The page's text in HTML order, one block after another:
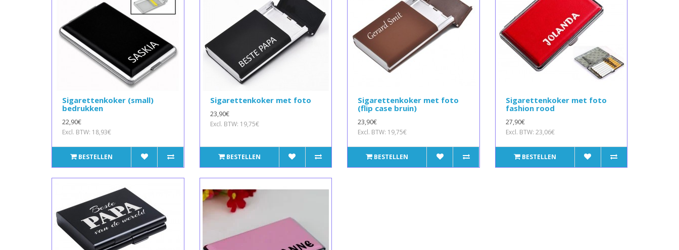
Sigarettenkoker (small)
bedrukken
22,90€
Excl. BTW: 18,93€
BESTELLEN
Sigarettenkoker met foto
23,90€
Excl. BTW: 19,75€
BESTELLEN
Sigarettenkoker met foto
(flip case bruin)
23,90€
Excl. BTW: 19,75€
BESTELLEN
Sigarettenkoker met foto
fashion rood
27,90€
Excl. BTW: 23,06€
BESTELLEN